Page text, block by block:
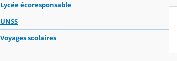
Lycée écoresponsable
UNSS
Voyages scolaires